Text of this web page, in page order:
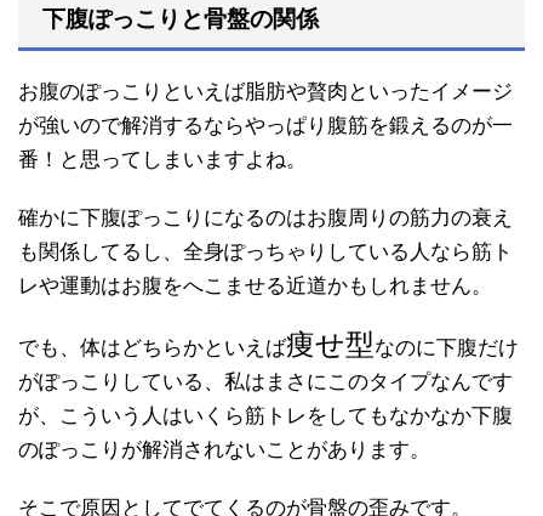
下腹ぽっこりと骨盤の関係
お腹のぽっこりといえば脂肪や贅肉といったイメージ
が強いので解消するならやっぱり腹筋を鍛えるのが一
番！と思ってしまいますよね。
確かに下腹ぽっこりになるのはお腹周りの筋力の衰え
も関係してるし、全身ぽっちゃりしている人なら筋ト
レや運動はお腹をへこませる近道かもしれません。
でも、体はどちらかといえば痩せ型なのに下腹だけ
がぽっこりしている、私はまさにこのタイプなんです
が、こういう人はいくら筋トレをしてもなかなか下腹
のぽっこりが解消されないことがあります。
そこで原因としてでてくるのが骨盤の歪みです。